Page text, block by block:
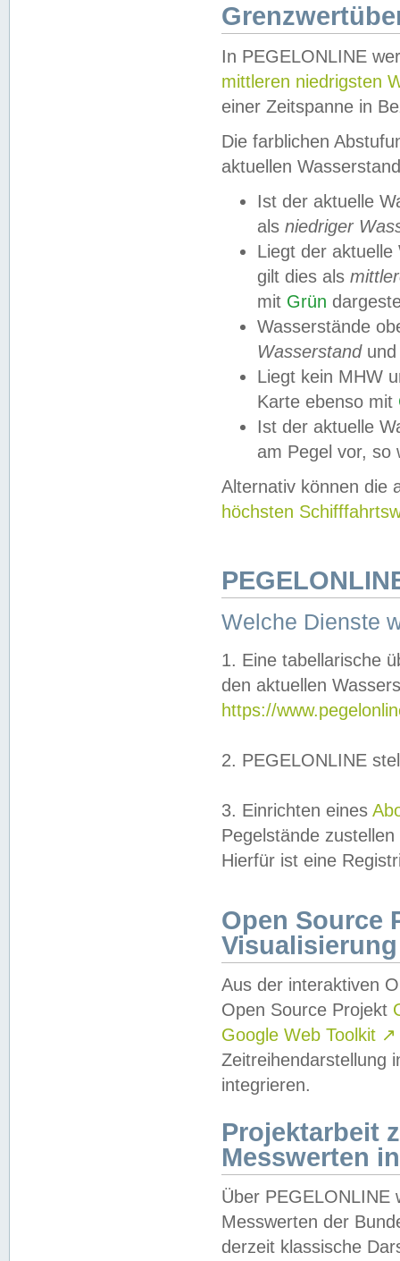
In PEGELONLINE
mittleren niedrigsten
einer Zeitspanne in
Die farblichen
aktuellen
Ist der aktuelle
als niedriger
Liegt der
gilt dies als
mit Grün
Wasserstände
Wasserstandund
Liegt kein MHW
Karte ebenso mit
Ist der aktuelle
am Pegel vor,
Alternativ können die
höchsten
Welche Dienste
1. Eine tabellarische
den aktuellen
https://
2. PEGELONLINE
3. Einrichten eines
Pegelstände
Hierfür ist eine
Open Source
Visualisierung
Aus der interaktiven
Open Source Projekt
Google Web Toolkit ↗
Zeitreihendarstellung
integrieren.
Projektarbeit
Messwerten
Über PEGELONLINE
Messwerten der
derzeit klassische